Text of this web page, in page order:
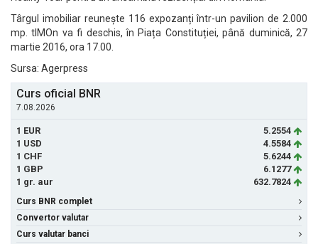
Târgul imobiliar reunește 116 expozanți într-un pavilion de 2.000
mp. tIMOn va fi deschis, în Piața Constituției, până duminică, 27
martie 2016, ora 17.00.
Sursa: Agerpress
Curs oficial BNR
7.08.2026
1 EUR
5.2554
1 USD
4.5584
1 CHF
5.6244
1 GBP
6.1277
1 gr. aur
632.7824
Curs BNR complet
Convertor valutar
Curs valutar banci